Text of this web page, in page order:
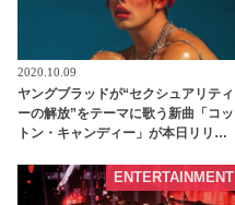
2020.10.09
ヤングブラッドが“セクシュアリティ
ーの解放”をテーマに歌う新曲「コッ
トン・キャンディー」が本日リリー
tvgroove
ENTERTAINMENT